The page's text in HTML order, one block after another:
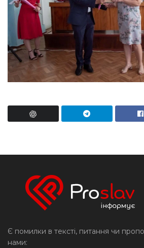
Є помилки в тексті, питання чи
нами: